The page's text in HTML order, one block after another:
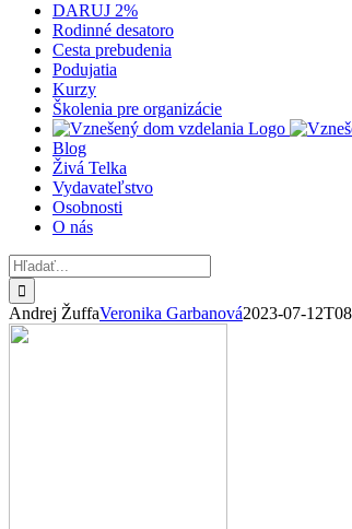
DARUJ 2%
Rodinné desatoro
Cesta prebudenia
Podujatia
Kurzy
Školenia pre organizácie
Blog
Živá Telka
Vydavateľstvo
Osobnosti
O nás
Hľadať:
Andrej ŽuffaVeronika Garbanová2023-07-